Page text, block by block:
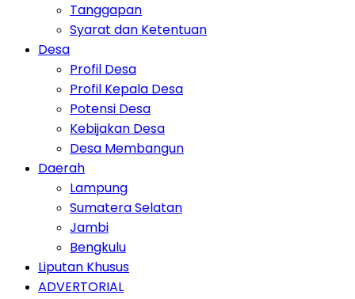
Tanggapan
Syarat dan Ketentuan
Desa
Profil Desa
Profil Kepala Desa
Potensi Desa
Kebijakan Desa
Desa Membangun
Daerah
Lampung
Sumatera Selatan
Jambi
Bengkulu
Liputan Khusus
ADVERTORIAL